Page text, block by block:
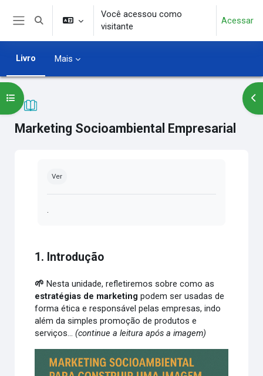
Ir para o conteúdo principal
Alternar entrada de pesquisa
Você acessou como
visitante
Acessar
Livro Mais
Marketing Socioambiental Empresarial
Abrir índice do curso
Ver
.
1. Introdução
🌱Nesta unidade, refletiremos sobre como as
estratégias de marketing podem ser usadas de
forma ética e responsável pelas empresas, indo
além da simples promoção de produtos e
serviços...(continue a leitura após a imagem)